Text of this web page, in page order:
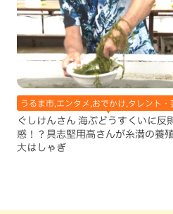
うるま市,エンタメ,おでかけ,タレント・
ぐしけんさん 海ぶどうすくいに反
惑！？具志堅用高さんが糸満の養
大はしゃぎ